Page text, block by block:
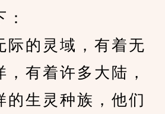
的灵域，有着无
有着许多大陆，
的生灵种族，他们